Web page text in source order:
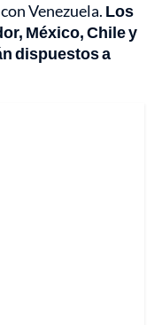
Venezuela. Los
México, Chile y
dispuestos a